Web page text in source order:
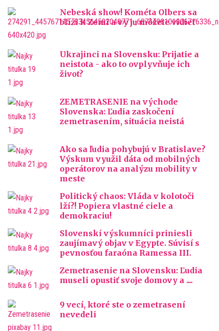
Nebeská show! Kométa Olbers sa
blíži k Zemi a vy ju môžete vidieť
Ukrajinci na Slovensku: Prijatie a
neistota - ako to ovplyvňuje ich
život?
ZEMETRASENIE na východe
Slovenska: Ľudia zaskočení
zemetrasením, situácia neistá
Ako sa ľudia pohybujú v Bratislave?
Výskum využil dáta od mobilných
operátorov na analýzu mobility v
meste
Politický chaos: Vláda v kolotoči
lží?! Popiera vlastné ciele a
demokraciu!
Slovenskí výskumníci priniesli
zaujímavý objav v Egypte. Súvisí s
pevnosťou faraóna Ramessa III.
Zemetrasenie na Slovensku: Ľudia
museli opustiť svoje domovy a ....
9 vecí, ktoré ste o zemetrasení
nevedeli